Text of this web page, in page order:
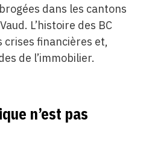
dans les cantons
L’histoire des BC
crises financières et,
de l’immobilier.
n’est pas